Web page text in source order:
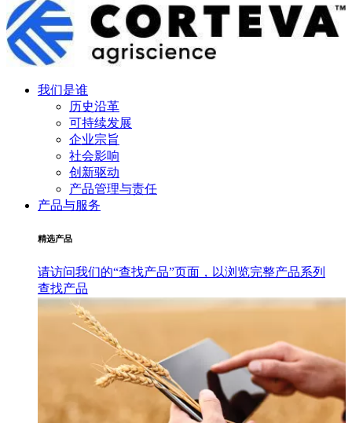
我们是谁
历史沿革
可持续发展
企业宗旨
社会影响
创新驱动
产品管理与责任
产品与服务
精选产品
请访问我们的“查找产品”页面，以浏览完整产品系列
查找产品